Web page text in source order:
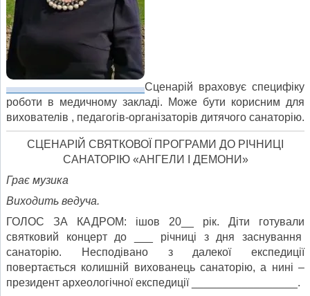
Сценарій враховує специфіку
роботи в медичному закладі. Може бути корисним для
вихователів , педагогів-організаторів дитячого санаторію.
СЦЕНАРІЙ СВЯТКОВОЇ ПРОГРАМИ ДО РІЧНИЦІ
САНАТОРІЮ «АНГЕЛИ І ДЕМОНИ»
Грає музика
Виходить ведуча.
ГОЛОС ЗА КАДРОМ: ішов 20__ рік. Діти готували
святковий концерт до ___ річниці з дня заснування
санаторію. Несподівано з далекої експедиції
повертається колишній вихованець санаторію, а нині –
президент археологічної експедиції _________________.